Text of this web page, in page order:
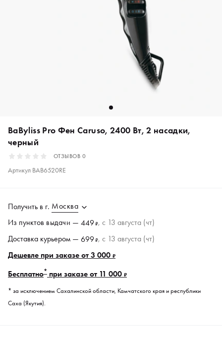
BaByliss Pro Фен Caruso, 2400 Вт, 2 насадки,
черный
ОТЗЫВОВ 0
Артикул BAB6520RE
Получить в г. Москва
Из пунктов выдачи — 449₽, c 13 августа (чт)
Доставка курьером — 699₽, c 13 августа (чт)
Дешевле при заказе от 3 000 ₽
Бесплатно* при заказе от 11 000 ₽
* за исключением Сахалинской области, Камчатского края и республики
Саха (Якутия).